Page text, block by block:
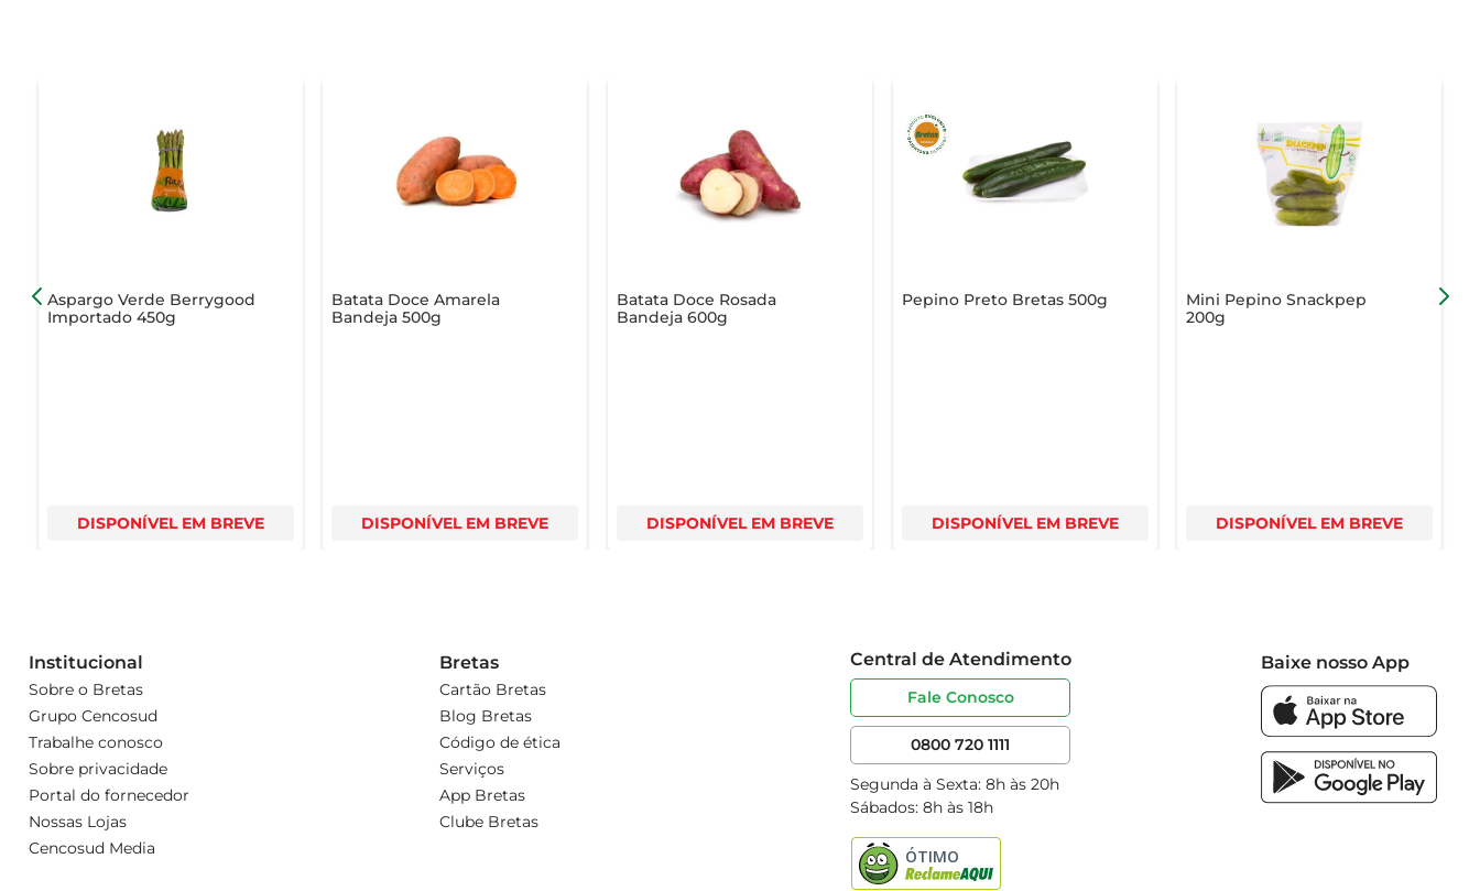
Aspargo Verde Berrygood
Importado 450g
DISPONÍVEL EM BREVE
Batata Doce Amarela
Bandeja 500g
DISPONÍVEL EM BREVE
Batata Doce Rosada
Bandeja 600g
DISPONÍVEL EM BREVE
Pepino Preto Bretas 500g
DISPONÍVEL EM BREVE
Mini Pepino Snackpep
200g
DISPONÍVEL EM BREVE
Institucional
Sobre o Bretas
Grupo Cencosud
Trabalhe conosco
Sobre privacidade
Portal do fornecedor
Nossas Lojas
Cencosud Media
Bretas
Cartão Bretas
Blog Bretas
Código de ética
Serviços
App Bretas
Clube Bretas
Central de Atendimento
Fale Conosco
0800 720 1111
Segunda à Sexta: 8h às 20h
Sábados: 8h às 18h
Baixe nosso App